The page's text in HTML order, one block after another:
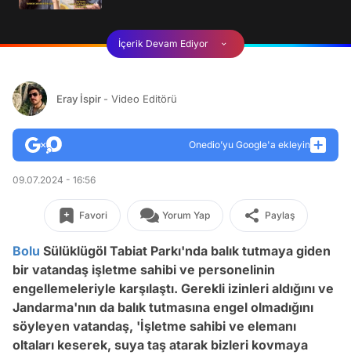
İçerik Devam Ediyor
Eray İspir - Video Editörü
Onedio’yu Google'a ekleyin
09.07.2024 - 16:56
Favori Yorum Yap Paylaş
Bolu Sülüklügöl Tabiat Parkı'nda balık tutmaya giden
bir vatandaş işletme sahibi ve personelinin
engellemeleriyle karşılaştı. Gerekli izinleri aldığını ve
Jandarma'nın da balık tutmasına engel olmadığını
söyleyen vatandaş, 'İşletme sahibi ve elemanı
oltaları keserek, suya taş atarak bizleri kovmaya